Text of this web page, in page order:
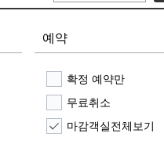
예약
확정 예약만
무료취소
마감객실전체보기